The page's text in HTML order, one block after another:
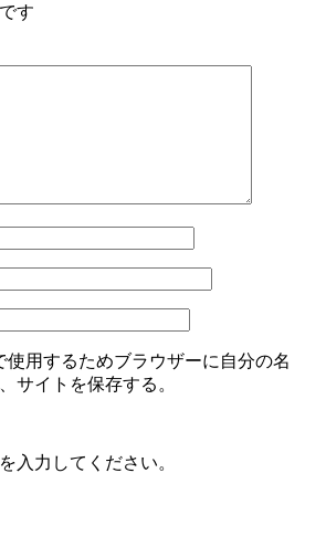
す
使用するためブラウザーに自分の名
サイトを保存する。
入力してください。